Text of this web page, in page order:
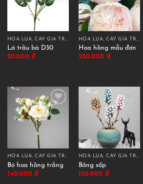
HOA LỤA, CÂY GIẢ TRANG TRÍ CAO CẤP
Lá trầu bà D30
50.000 ₫
HOA LỤA, CÂY GIẢ TRANG TRÍ CAO CẤP
Hoa hồng mẫu đơn
250.000 ₫
HOA LỤA, CÂY GIẢ TRANG TRÍ CAO CẤP
Bó hoa hồng trắng
140.000 ₫
HOA LỤA, CÂY GIẢ TRANG TRÍ CAO CẤP
Bông xốp
150.000 ₫